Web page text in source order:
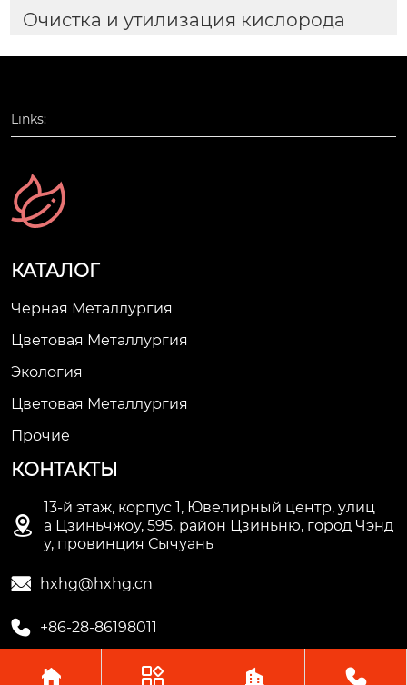
Очистка и утилизация кислорода
Links:
КАТАЛОГ
Черная Металлургия
Цветовая Металлургия
Экология
Цветовая Металлургия
Прочие
КОНТАКТЫ

13-й этаж, корпус 1, Ювелирный центр, улиц
а Цзиньчжоу, 595, район Цзиньню, город Чэнд
у, провинция Сычуань
 hxhg@hxhg.cn
 +86-28-86198011
   